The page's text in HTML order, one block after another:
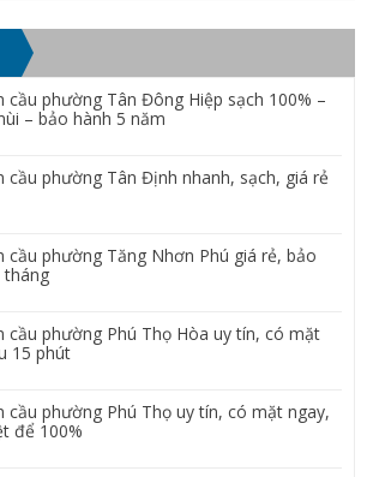
cầu phường Tân Đông Hiệp sạch 100% –
– bảo hành 5 năm
cầu phường Tân Định nhanh, sạch, giá rẻ
cầu phường Tăng Nhơn Phú giá rẻ, bảo
tháng
cầu phường Phú Thọ Hòa uy tín, có mặt
15 phút
cầu phường Phú Thọ uy tín, có mặt ngay,
để 100%